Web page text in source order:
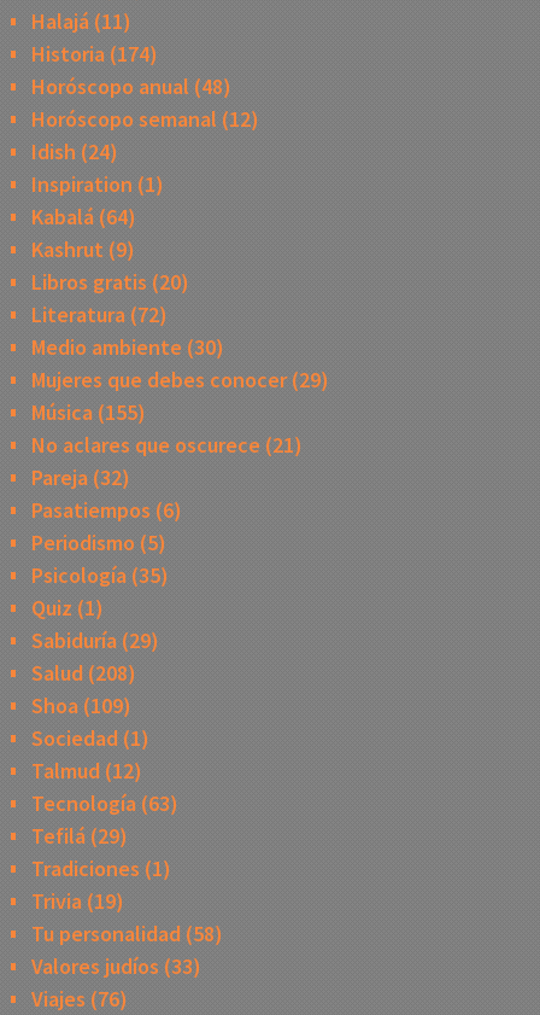
Halajá(11)
Historia(174)
Horóscopo anual (48)
Horóscopo semanal (12)
Idish (24)
Inspiration (1)
Kabalá(64)
Kashrut (9)
Libros gratis (20)
Literatura(72)
Medio ambiente (30)
Mujeres que debes conocer(29)
Música(155)
No aclares que oscurece (21)
Pareja(32)
Pasatiempos (6)
Periodismo (5)
Psicología(35)
Quiz (1)
Sabiduría(29)
Salud (208)
Shoa(109)
Sociedad(1)
Talmud (12)
Tecnología(63)
Tefilá(29)
Tradiciones (1)
Trivia(19)
Tu personalidad(58)
Valores judíos (33)
Viajes (76)